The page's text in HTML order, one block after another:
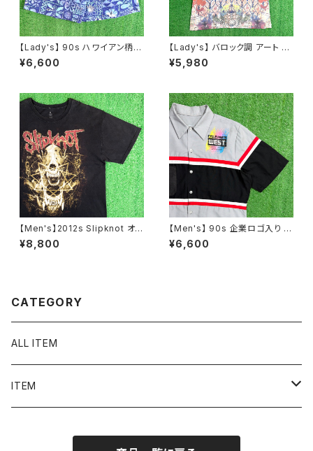
【Lady's】 90s ハワイアン柄
ショートパンツ / 90年代 ハーフ
パンツ ハーパン ショーパン イ
¥6,600
【Lady's】 バロック調 アート デ
ザイン ノースリーブ Tシャツ /
古着 タンクトップ トップス ティ
¥5,980
【Men's】2012s Slipknot オフ
ィシャル Tシャツ / 古着 バンド
ロック ティーシャツ T-Shirt ス
¥8,800
【Men's】 90s 企業ロゴ入り ワ
ークシャツ / アメリカ製 USA製
90年代 シャツ ワーク 古着 メン
¥6,600
CATEGORY
ALL ITEM
ITEM